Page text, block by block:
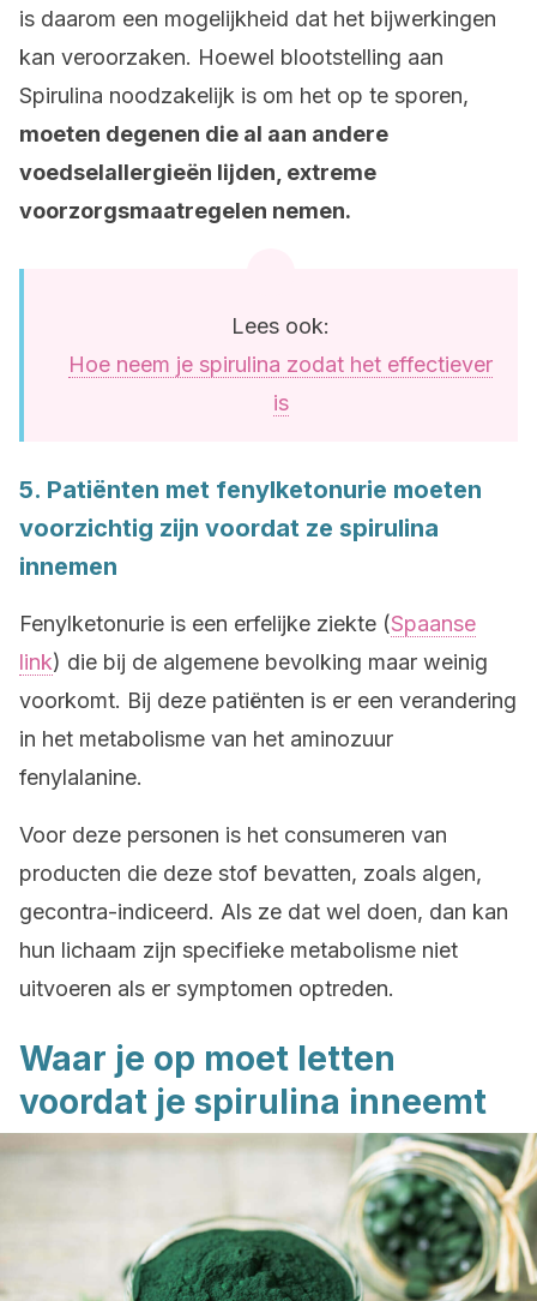
is daarom een mogelijkheid dat het bijwerkingen
kan veroorzaken. Hoewel blootstelling aan
Spirulina noodzakelijk is om het op te sporen,
moeten degenen die al aan andere
voedselallergieën lijden, extreme
voorzorgsmaatregelen nemen.
Lees ook:
Hoe neem je spirulina zodat het effectiever
is
5. Patiënten met fenylketonurie moeten
voorzichtig zijn voordat ze spirulina
innemen
Fenylketonurie is een erfelijke ziekte (Spaanse
link) die bij de algemene bevolking maar weinig
voorkomt. Bij deze patiënten is er een verandering
in het metabolisme van het aminozuur
fenylalanine.
Voor deze personen is het consumeren van
producten die deze stof bevatten, zoals algen,
gecontra-indiceerd. Als ze dat wel doen, dan kan
hun lichaam zijn specifieke metabolisme niet
uitvoeren als er symptomen optreden.
Waar je op moet letten
voordat je spirulina inneemt